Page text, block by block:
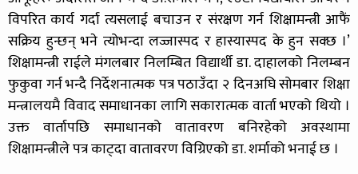
विपरित कार्य गर्दा त्यसलाई बचाउन र संरक्षण गर्न शिक्षामन्त्री आफैं
सक्रिय हुन्छन् भने त्योभन्दा लज्जास्पद र हास्यास्पद के हुन सक्छ ।’
शिक्षामन्त्री राईले मंगलबार निलम्बित विद्यार्थी डा. दाहालको निलम्बन
फुकुवा गर्न भन्दै निर्देशनात्मक पत्र पठाउँदा २ दिनअघि सोमबार शिक्षा
मन्त्रालयमै विवाद समाधानका लागि सकारात्मक वार्ता भएको थियो ।
उक्त वार्तापछि समाधानको वातावरण बनिरहेको अवस्थामा
शिक्षामन्त्रीले पत्र काट्दा वातावरण विग्रिएको डा. शर्माको भनाई छ ।